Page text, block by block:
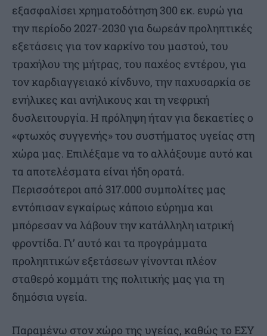
εξασφαλίσει χρηματοδότηση 300 εκ. ευρώ για
την περίοδο 2027-2030 για δωρεάν προληπτικές
εξετάσεις για τον καρκίνο του μαστού, του
τραχήλου της μήτρας, του παχέος εντέρου, για
τον καρδιαγγειακό κίνδυνο, την παχυσαρκία σε
ενήλικες και ανήλικους και τη νεφρική
δυσλειτουργία. Η πρόληψη ήταν για δεκαετίες ο
«φτωχός συγγενής» του συστήματος υγείας στη
χώρα μας. Επιλέξαμε να το αλλάξουμε αυτό και
τα αποτελέσματα είναι ήδη ορατά.
Περισσότεροι από 317.000 συμπολίτες μας
εντόπισαν εγκαίρως κάποιο εύρημα και
μπόρεσαν να λάβουν την κατάλληλη ιατρική
φροντίδα. Γι’ αυτό και τα προγράμματα
προληπτικών εξετάσεων γίνονται πλέον
σταθερό κομμάτι της πολιτικής μας για τη
δημόσια υγεία.
Παραμένω στον χώρο της υγείας, καθώς το ΕΣΥ